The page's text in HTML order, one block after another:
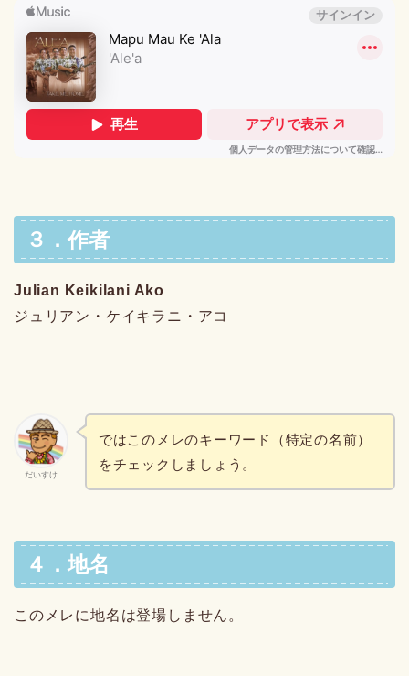
３．作者
Julian Keikilani Ako
ジュリアン・ケイキラニ・アコ
だいすけ
ではこのメレのキーワード（特定の名前）
をチェックしましょう。
４．地名
このメレに地名は登場しません。